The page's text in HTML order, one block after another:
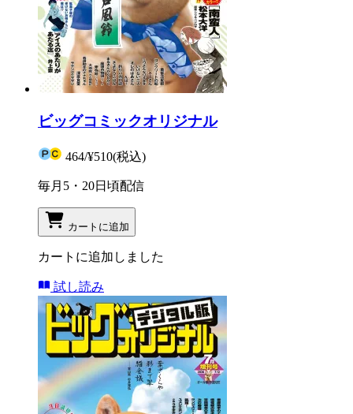
ビッグコミックオリジナル
464/¥510(税込)
毎月5・20日頃配信
カートに追加
カートに追加しました
試し読み